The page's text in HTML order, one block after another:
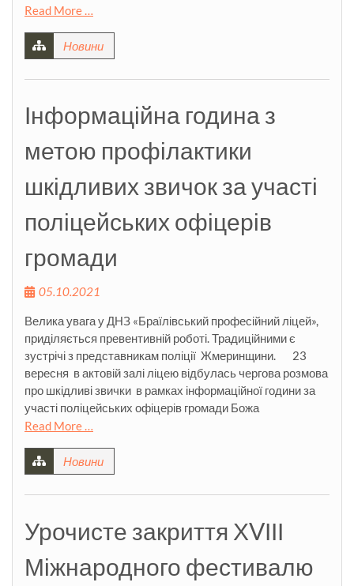
Read More …
Новини
Інформаційна година з
метою профілактики
шкідливих звичок за участі
поліцейських офіцерів
громади
05.10.2021
Велика увага у ДНЗ «Браїлівський професійний ліцей»,
приділяється превентивній роботі. Традиційними є
зустрічі з представникам поліції Жмеринщини. 23
вересня в актовій залі ліцею відбулась чергова розмова
про шкідливі звички в рамках інформаційної години за
участі поліцейських офіцерів громади Божа
Read More …
Новини
Урочисте закриття ХVІІІ
Міжнародного фестивалю